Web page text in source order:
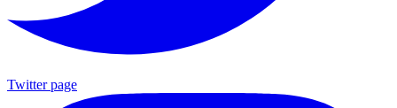
Twitter page